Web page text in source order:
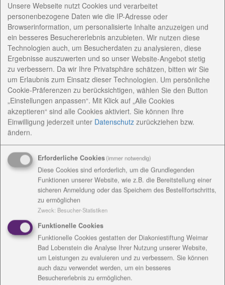
Diakonie bietet bewegungsfreundliches Konzept –
Infotag am 23. September
„Nun ist es geschafft, die Sanierung ist
abgeschlossen, die Möbel sind aufgestellt, die Räume
wurden freundlich dekoriert. Wir freuen uns auf die
ersten Tagesgäste“, sagt Veronika Fleck, Leiterin der
Diakonie-Tagespflege in Saalfeld. Ab dem heutigen
Montag hat die Diakonie-Tagespflege Südstadt in der
Reinhardtstraße 56 ihre Türen geöffnet. Die
Tagespflege ist ein Angebot für ältere und
hilfebedürftige Menschen, die zu Hause leben. Die
Gäste werden an Wochentagen von 8 bis 16 Uhr und
nach Vereinbarung professionell betreut. Sie können
sich einbringen und die Zeit nach ihren Wünschen
mitgestalten. Es gibt dort 15 Plätze, einige sind schon
belegt. In die Arbeit fließen die Erfahrungen der seit
Unsere Webseite nutzt Cookies und verarbeitet
personenbezogene Daten wie die IP-Adresse oder
Browserinformation, um personalisierte Inhalte anzuzeigen und
ein besseres Besuchererlebnis anzubieten. Wir nutzen diese
Technologien auch, um Besucherdaten zu analysieren, diese
Ergebnisse auszuwerten und so unser Website-Angebot stetig
zu verbessern. Da wir Ihre Privatsphäre schätzen, bitten wir Sie
um Erlaubnis zum Einsatz dieser Technologien. Um persönliche
Cookie-Präferenzen zu berücksichtigen, wählen Sie den Button
„Einstellungen anpassen“. Mit Klick auf „Alle Cookies
akzeptieren“ sind alle Cookies aktiviert. Sie können Ihre
Einwilligung jederzeit unter Datenschutz zurückziehen bzw.
ändern.
Erforderliche Cookies(immer notwendig)
Diese Cookies sind erforderlich, um die Grundlegenden
Funktionen unserer Website, wie z.B. die Bereitstellung einer
sicheren Anmeldung oder das Speichern des Bestellfortschritts,
zu ermöglichen
Zweck: Besucher-Statistiken
Funktionelle Cookies
Funktionelle Cookies gestatten der Diakoniestiftung Weimar
Bad Lobenstein die Analyse Ihrer Nutzung unserer Website,
um Leistungen zu evaluieren und zu verbessern. Sie können
auch dazu verwendet werden, um ein besseres
Besuchererlebnis zu ermöglichen.